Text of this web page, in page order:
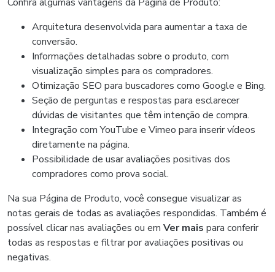
Arquitetura desenvolvida para aumentar a taxa de
conversão.
Informações detalhadas sobre o produto, com
visualização simples para os compradores.
Otimização SEO para buscadores como Google e Bing.
Seção de perguntas e respostas para esclarecer
dúvidas de visitantes que têm intenção de compra.
Integração com YouTube e Vimeo para inserir vídeos
diretamente na página.
Possibilidade de usar avaliações positivas dos
compradores como prova social.
Na sua Página de Produto, você consegue visualizar as
notas gerais de todas as avaliações respondidas. Também é
possível clicar nas avaliações ou em Ver mais para conferir
todas as respostas e filtrar por avaliações positivas ou
negativas.